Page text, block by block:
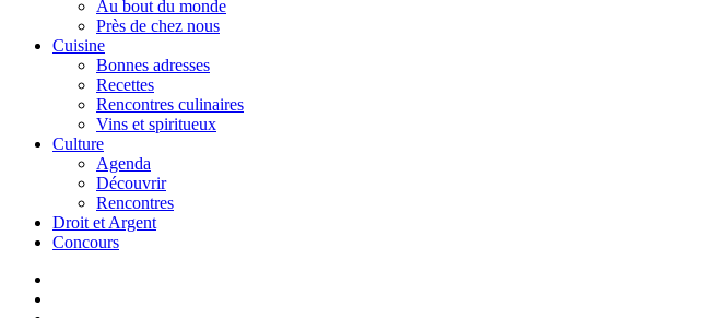
Au bout du monde
Près de chez nous
Cuisine
Bonnes adresses
Recettes
Rencontres culinaires
Vins et spiritueux
Culture
Agenda
Découvrir
Rencontres
Droit et Argent
Concours